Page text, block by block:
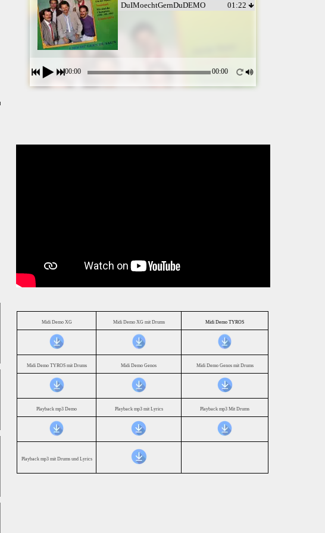
DuIMoechtGernDuDEMO 01:22
00:00 00:00
Midi Demo XG Midi Demo XG mit Drums Midi Demo TYROS
Midi Demo TYROS mit Drums Midi Demo Genos Midi Demo Genos mit Drums
Playback mp3 Demo Playback mp3 mit Lyrics Playback mp3 Mit Drums
Playback mp3 mit Drums und Lyrics